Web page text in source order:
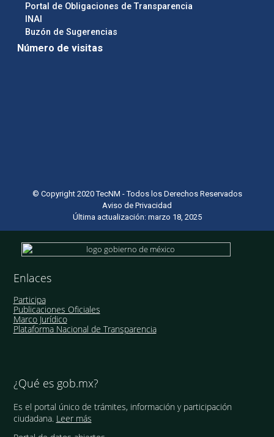
Portal de Obligaciones de Transparencia
INAI
Buzón de Sugerencias
Número de visitas
© Copyright 2020 TecNM - Todos los Derechos Reservados
Aviso de Privacidad
Última actualización: marzo 18, 2025
Enlaces
Participa
Publicaciones Oficiales
Marco Jurídico
Plataforma Nacional de Transparencia
¿Qué es gob.mx?
Es el portal único de trámites, información y participación
ciudadana. Leer más